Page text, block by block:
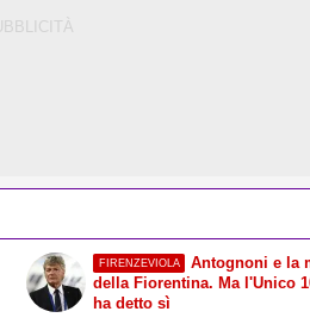
FIRENZEVIOLA
Antognoni e la
della Fiorentina. Ma l'Unico
ha detto sì